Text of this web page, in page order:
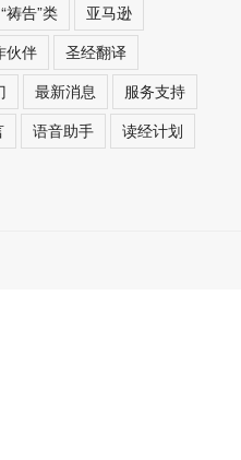
“祷告”类
亚马逊
伙伴
圣经翻译
最新消息
服务支持
语音助手 读经计划